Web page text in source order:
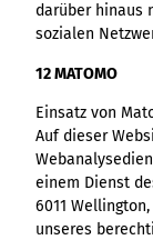
darüber hinaus
sozialen
12 MATOMO
Einsatz von
Auf dieser
einem Dienst
6011
unseres